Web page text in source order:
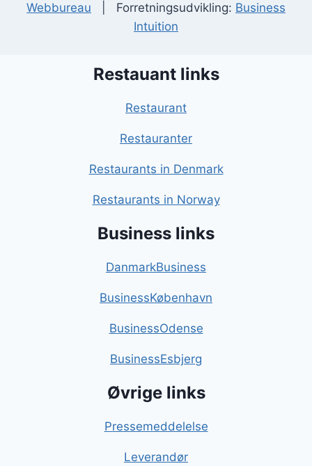
Webbureau | Forretningsudvikling: Business
Intuition
Restauant links
Restaurant
Restauranter
Restaurants in Denmark
Restaurants in Norway
Business links
DanmarkBusiness
BusinessKøbenhavn
BusinessOdense
BusinessEsbjerg
Øvrige links
Pressemeddelelse
Leverandør